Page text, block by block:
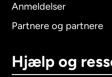
Anmeldelser
Partnere og partnere
Hjælp og